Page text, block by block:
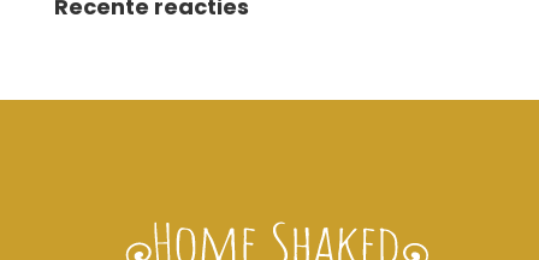
Recente reacties